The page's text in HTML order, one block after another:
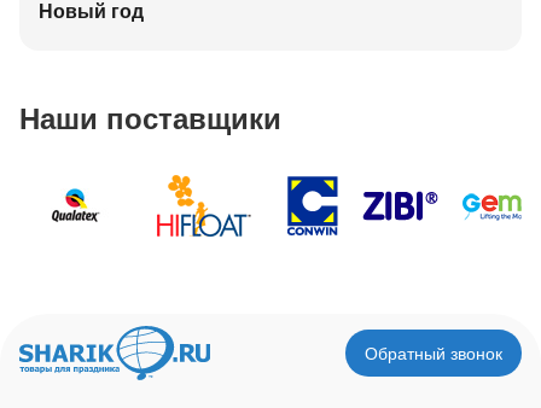
Новый год
Наши поставщики
Обратный звонок